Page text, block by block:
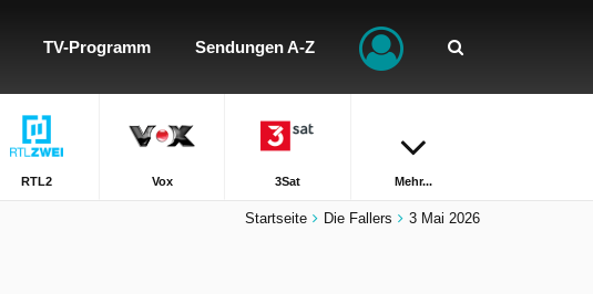
TV-Programm Sendungen A-Z
RTL2 Vox 3Sat Mehr...
Startseite Die Fallers 3 Mai 2026